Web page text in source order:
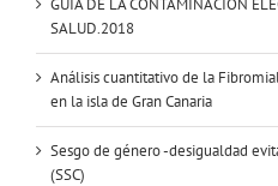
GUÍA DE LA CONTAMINACIÓN
SALUD.2018
Análisis cuantitativo de la
en la isla de Gran Canaria
Sesgo de género -desigualdad
(SSC)